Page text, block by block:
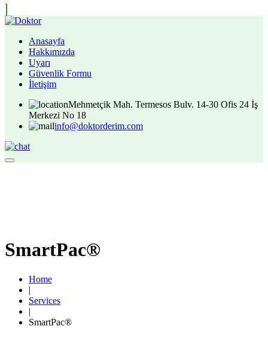
Anasayfa
Hakkımızda
Uyarı
Güvenlik Formu
İletişim
Mehmetçik Mah. Termesos Bulv. 14-30 Ofis 24 İş
Merkezi No 18
info@doktorderim.com
SmartPac®
Home
|
Services
|
SmartPac®